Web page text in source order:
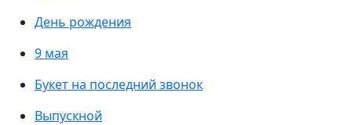
День рождения
9 мая
Букет на последний звонок
Выпускной